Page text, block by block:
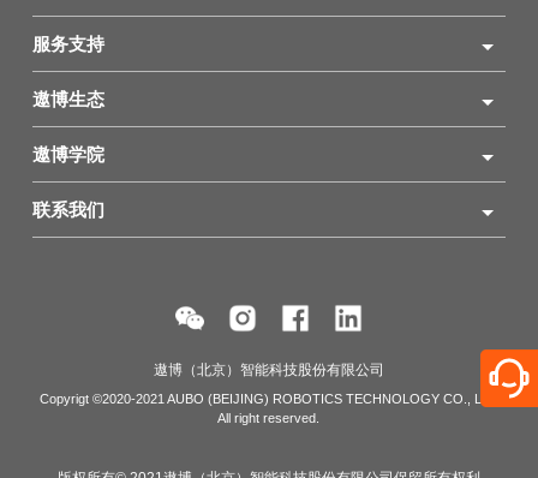
服务支持
遨博生态
遨博学院
联系我们
遨博（北京）智能科技股份有限公司
Copyrigt ©2020-2021 AUBO (BEIJING) ROBOTICS TECHNOLOGY CO., LTD
All right reserved.